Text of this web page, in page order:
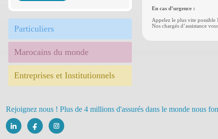
Particuliers
Marocains du monde
Entreprises et Institutionnels
En cas d’urgence :
Appelez le plus vite
Nos chargés d’assistance
Rejoignez nous ! Plus de 4 millions d'assurés dans le monde nous